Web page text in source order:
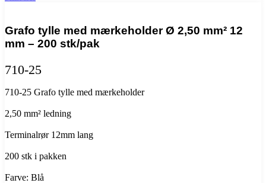
Grafo tylle med mærkeholder Ø 2,50 mm² 12
mm – 200 stk/pak
710-25
710-25 Grafo tylle med mærkeholder
2,50 mm² ledning
Terminalrør 12mm lang
200 stk i pakken
Farve: Blå